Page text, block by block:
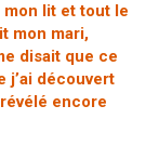
mon lit et tout le
mon mari,
disait que ce
j’ai découvert
encore